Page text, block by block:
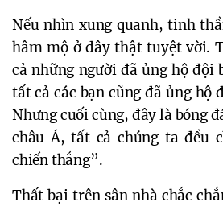
Nếu nhìn xung quanh, tinh
hâm mộ ở đây thật tuyệt vời.
cả những người đã ủng hộ đội
tất cả các bạn cũng đã ủng hộ
Nhưng cuối cùng, đây là bóng
châu Á, tất cả chúng ta đều
chiến thắng”.
Thất bại trên sân nhà chắc